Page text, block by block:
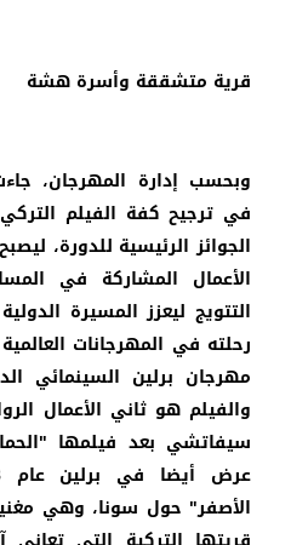
قرية متشققة وأسرة هشة
وبحسب إدارة المهرجان،
في ترجيح كفة الفيلم
الجوائز الرئيسية للدورة،
الأعمال المشاركة في
التتويج ليعزز المسيرة
رحلته في المهرجانات
مهرجان برلين السينمائي
والفيلم هو ثاني الأعمال
سيفاتشي بعد فيلمها
الأصفر" حول سونا، وهي